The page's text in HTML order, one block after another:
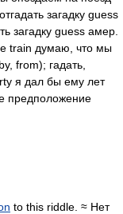
загадку guess
загадку guess амер.
train думаю, что мы
from); гадать,
я дал бы ему лет
предположение
to this riddle. ≈ Нет